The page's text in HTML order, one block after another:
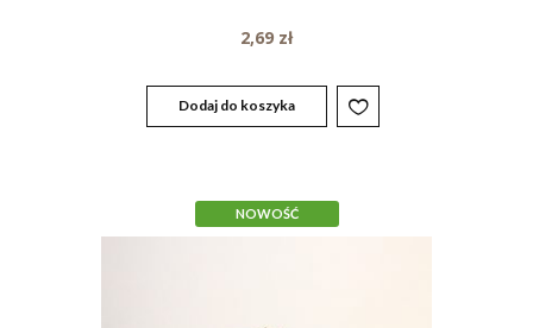
2,69 zł
Dodaj do koszyka
NOWOŚĆ